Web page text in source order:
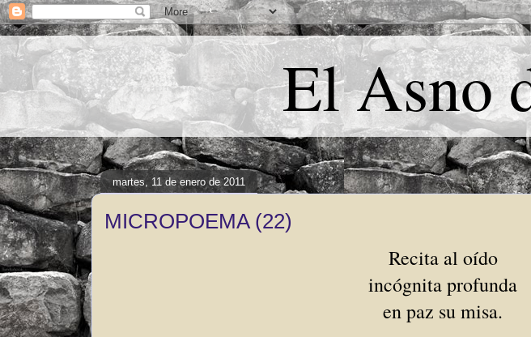
El Asno
martes, 11 de enero de 2011
MICROPOEMA (22)
Recita al oído
incógnita profunda
en paz su misa.